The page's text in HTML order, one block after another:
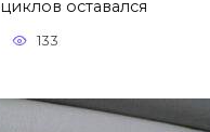
оставался
133